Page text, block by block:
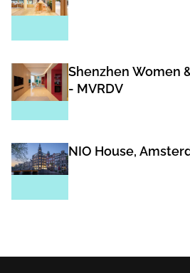
Shenzhen Women
- MVRDV
NIO House,